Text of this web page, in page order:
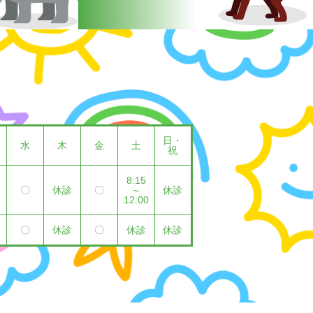
水 木 金 土
日・
祝
〇 休診 〇
8:15
～
12:00
休診
〇 休診 〇 休診 休診